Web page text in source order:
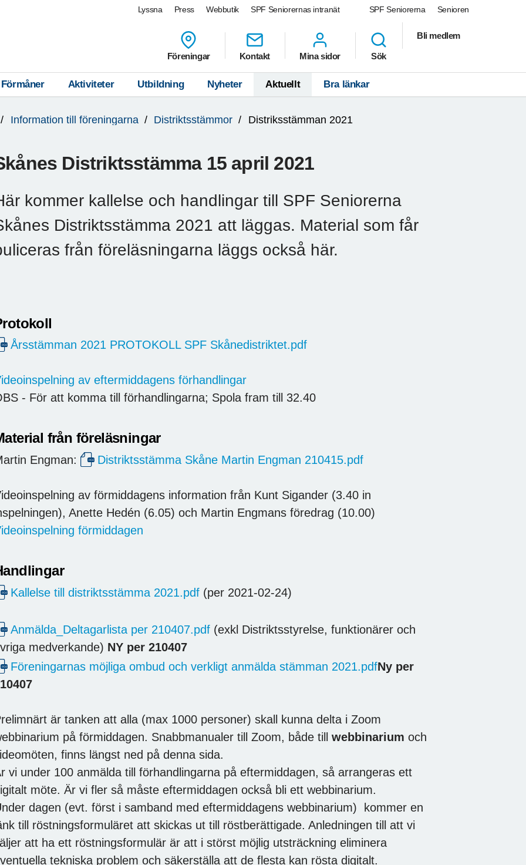
SPF Seniorerna Senioren
Lyssna Press Webbutik SPF Seniorernas intranät
Föreningar Kontakt Mina sidor Sök
Bli medlem
Förmåner Aktiviteter Utbildning Nyheter Aktuellt Bra länkar
Information till föreningarna Distriktsstämmor Distriksstämman 2021
Distriktsstämma 15 april 2021
kommer kallelse och handlingar till SPF Seniorerna
Distriktsstämma 2021 att läggas. Material som får
från föreläsningarna läggs också här.
Årsstämman 2021 PROTOKOLL SPF Skånedistriktet.pdf
av eftermiddagens förhandlingar
- För att komma till förhandlingarna; Spola fram till 32.40
från föreläsningar
Engman: Distriktsstämma Skåne Martin Engman 210415.pdf
av förmiddagens information från Kunt Sigander (3.40 in
Anette Hedén (6.05) och Martin Engmans föredrag (10.00)
förmiddagen
Kallelse till distriktsstämma 2021.pdf (per 2021-02-24)
Anmälda_Deltagarlista per 210407.pdf (exkl Distriktsstyrelse, funktionärer och
medverkande) NY per 210407
Föreningarnas möjliga ombud och verkligt anmälda stämman 2021.pdfNy per
är tanken att alla (max 1000 personer) skall kunna delta i Zoom
på förmiddagen. Snabbmanualer till Zoom, både till webbinarium och
finns längst ned på denna sida.
vi under 100 anmälda till förhandlingarna på eftermiddagen, så arrangeras ett
möte. Är vi fler så måste eftermiddagen också bli ett webbinarium.
dagen (evt. först i samband med eftermiddagens webbinarium) kommer en
till röstningsformuläret att skickas ut till röstberättigade. Anledningen till att vi
att ha ett röstningsformulär är att i störst möjlig utsträckning eliminera
tekniska problem och säkerställa att de flesta kan rösta digitalt.